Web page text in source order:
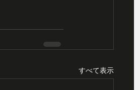
すべて表示